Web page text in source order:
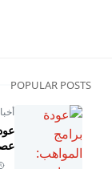
POPULAR POSTS